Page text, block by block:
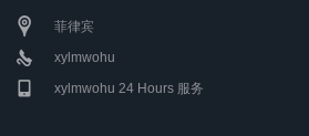
菲律宾
xylmwohu
xylmwohu 24 Hours 服务